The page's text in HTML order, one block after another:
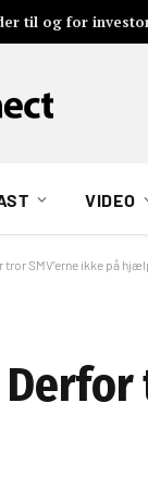
til og for
VIDEO
SMV’erne ikke på